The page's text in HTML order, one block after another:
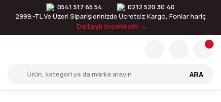
0541 517 65 54
0212 520 30 40
2999.-TL Ve Üzeri Siparişlerinizde Ücretsiz Kargo, Fonlar hariç
Detaylı inceleyin →
ARA